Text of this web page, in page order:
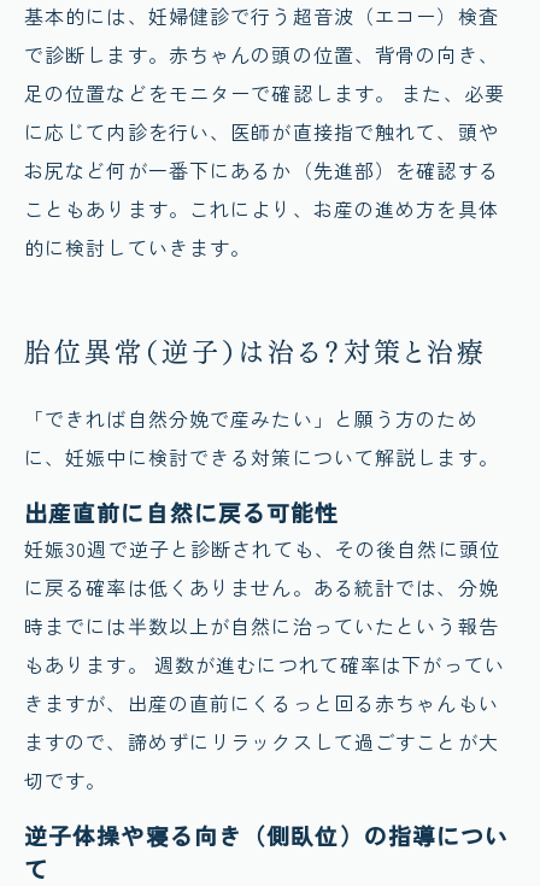
基本的には、妊婦健診で行う超音波（エコー）検査
で診断します。赤ちゃんの頭の位置、背骨の向き、
足の位置などをモニターで確認します。 また、必要
に応じて内診を行い、医師が直接指で触れて、頭や
お尻など何が一番下にあるか（先進部）を確認する
こともあります。これにより、お産の進め方を具体
的に検討していきます。
胎位異常（逆子）は治る？対策と治療
「できれば自然分娩で産みたい」と願う方のため
に、妊娠中に検討できる対策について解説します。
出産直前に自然に戻る可能性
妊娠30週で逆子と診断されても、その後自然に頭位
に戻る確率は低くありません。ある統計では、分娩
時までには半数以上が自然に治っていたという報告
もあります。 週数が進むにつれて確率は下がってい
きますが、出産の直前にくるっと回る赤ちゃんもい
ますので、諦めずにリラックスして過ごすことが大
切です。
逆子体操や寝る向き（側臥位）の指導につい
て